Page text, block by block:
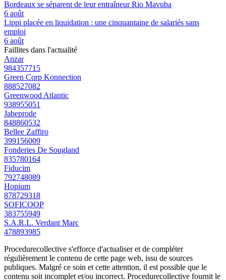
Bordeaux se séparent de leur entraîneur Rio Mavuba
6 août
Lippi placée en liquidation : une cinquantaine de salariés sans
emploi
6 août
Faillites dans l'actualité
Anzar
984357715
Green Corp Konnection
888527082
Greenwood Atlantic
938955051
Jabeprode
848860532
Bellee Zaffiro
399156009
Fonderies De Sougland
835780164
Fiducim
792748089
Hopium
878729318
SOFICOOP
383755949
S.A.R.L. Verdant Marc
478893985
Procedurecollective s'efforce d'actualiser et de compléter
régulièrement le contenu de cette page web, issu de sources
publiques. Malgré ce soin et cette attention, il est possible que le
contenu soit incomplet et/ou incorrect. Procedurecollective fournit le